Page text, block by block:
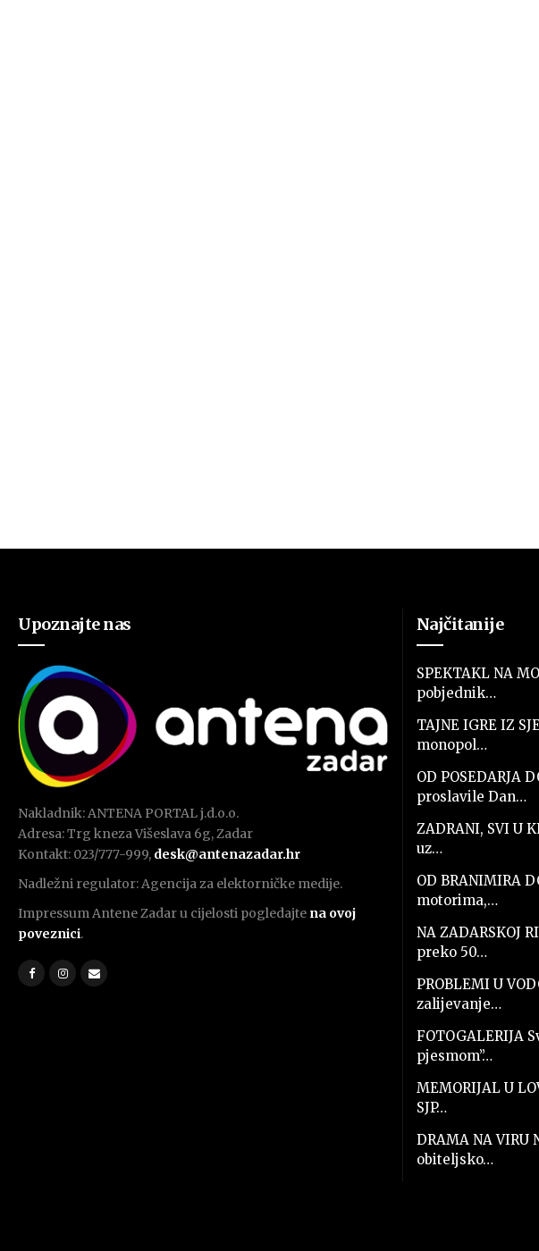
Upoznajte nas
Nakladnik: ANTENA PORTAL j.d.o.o.
Adresa: Trg kneza Višeslava 6g, Zadar
Kontakt: 023/777-999, desk@antenazadar.hr
Nadležni regulator: Agencija za elektorničke medije.
Impressum Antene Zadar u cijelosti pogledajte na ovoj
poveznici.
Najčitanije
SPEKTAKL NA
pobjednik…
TAJNE IGRE IZ
monopol…
OD POSEDARJA
proslavile Dan…
ZADRANI, SVI U
uz…
OD BRANIMIRA
motorima,…
NA ZADARSKOJ
preko 50…
PROBLEMI U
zalijevanje…
FOTOGALERIJA
pjesmom”…
MEMORIJAL U
SJP…
DRAMA NA
obiteljsko…